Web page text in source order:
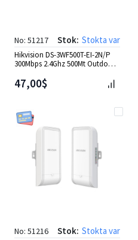
No: 51217 Stok: Stokta var
Hikvision DS-3WF500T-EI-2N/P
300Mbps 2.4Ghz 500Mt Outdoor
47,00$
No: 51216 Stok: Stokta var